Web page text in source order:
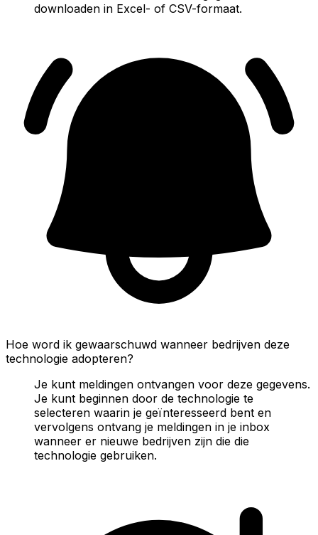
downloaden in Excel- of CSV-formaat.
Hoe word ik gewaarschuwd wanneer bedrijven deze
technologie adopteren?
Je kunt meldingen ontvangen voor deze gegevens.
Je kunt beginnen door de technologie te
selecteren waarin je geïnteresseerd bent en
vervolgens ontvang je meldingen in je inbox
wanneer er nieuwe bedrijven zijn die die
technologie gebruiken.